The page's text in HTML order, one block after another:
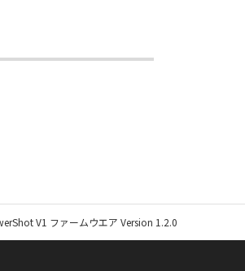
V1 ファームウエア Version 1.2.0